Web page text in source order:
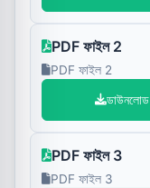
PDF ফাইল 2
PDF ফাইল 2
ডাউনলোড
PDF ফাইল 3
PDF ফাইল 3